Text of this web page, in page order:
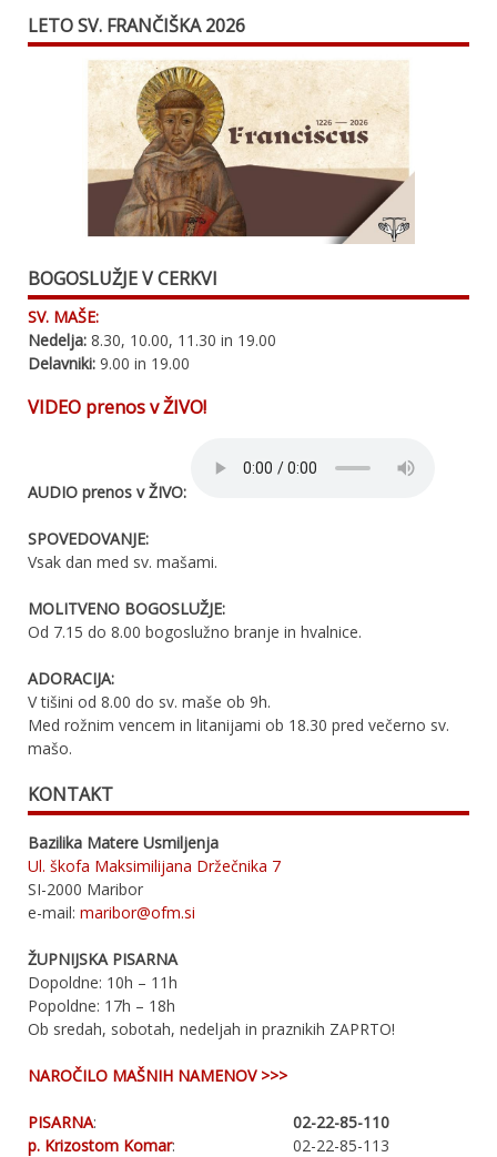
LETO SV. FRANČIŠKA 2026
BOGOSLUŽJE V CERKVI
SV. MAŠE:
Nedelja: 8.30, 10.00, 11.30 in 19.00
Delavniki: 9.00 in 19.00
VIDEO prenos v ŽIVO!
AUDIO prenos v ŽIVO:
SPOVEDOVANJE:
Vsak dan med sv. mašami.
MOLITVENO BOGOSLUŽJE:
Od 7.15 do 8.00 bogoslužno branje in hvalnice.
ADORACIJA:
V tišini od 8.00 do sv. maše ob 9h.
Med rožnim vencem in litanijami ob 18.30 pred večerno sv.
mašo.
KONTAKT
Bazilika Matere Usmiljenja
Ul. škofa Maksimilijana Držečnika 7
SI-2000 Maribor
e-mail: maribor@ofm.si
ŽUPNIJSKA PISARNA
Dopoldne: 10h – 11h
Popoldne: 17h – 18h
Ob sredah, sobotah, nedeljah in praznikih ZAPRTO!
NAROČILO MAŠNIH NAMENOV >>>
PISARNA:
02-22-85-110
p. Krizostom Komar:
02-22-85-113